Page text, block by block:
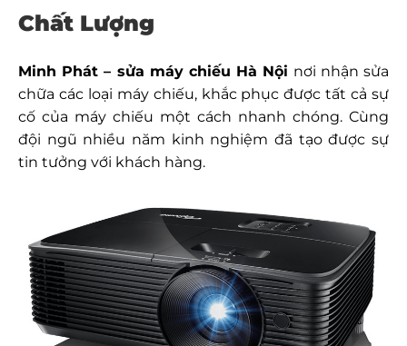
Chất Lượng
Minh Phát – sửa máy chiếu Hà Nội nơi nhận sửa
chữa các loại máy chiếu, khắc phục được tất cả sự
cố của máy chiếu một cách nhanh chóng. Cùng
đội ngũ nhiều năm kinh nghiệm đã tạo được sự
tin tưởng với khách hàng.